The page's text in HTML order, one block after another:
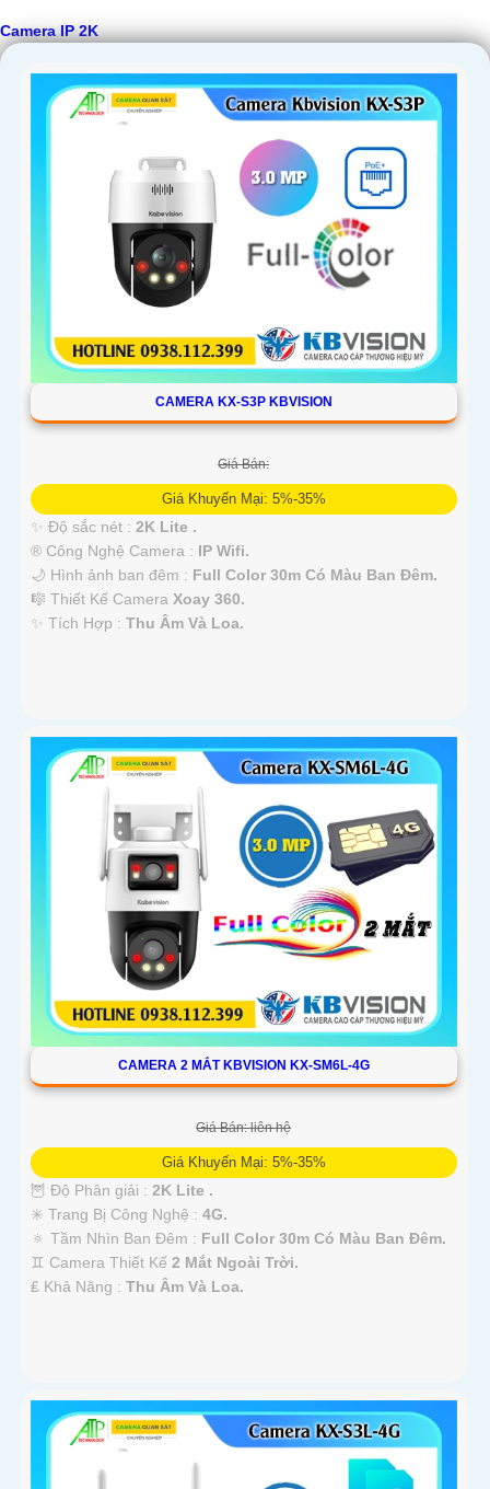
Camera IP 2K
CAMERA KX-S3P KBVISION
Giá Bán:
Giá Khuyến Mại: 5%-35%
✨ Độ sắc nét : 2K Lite .
®️ Công Nghệ Camera : IP Wifi.
🌙 Hình ảnh ban đêm : Full Color 30m Có Màu Ban Ðêm.
🎼️ Thiết Kế Camera Xoay 360.
️✨ Tích Hợp : Thu Âm Và Loa.
CAMERA 2 MẮT KBVISION KX-SM6L-4G
Giá Bán: liên hệ
Giá Khuyến Mại: 5%-35%
🦉 Độ Phân giải : 2K Lite .
✳️ Trang Bị Công Nghệ : 4G.
🔅 Tầm Nhìn Ban Đêm : Full Color 30m Có Màu Ban Ðêm.
♊ Camera Thiết Kế 2 Mắt Ngoài Trời.
️₤ Khả Năng : Thu Âm Và Loa.